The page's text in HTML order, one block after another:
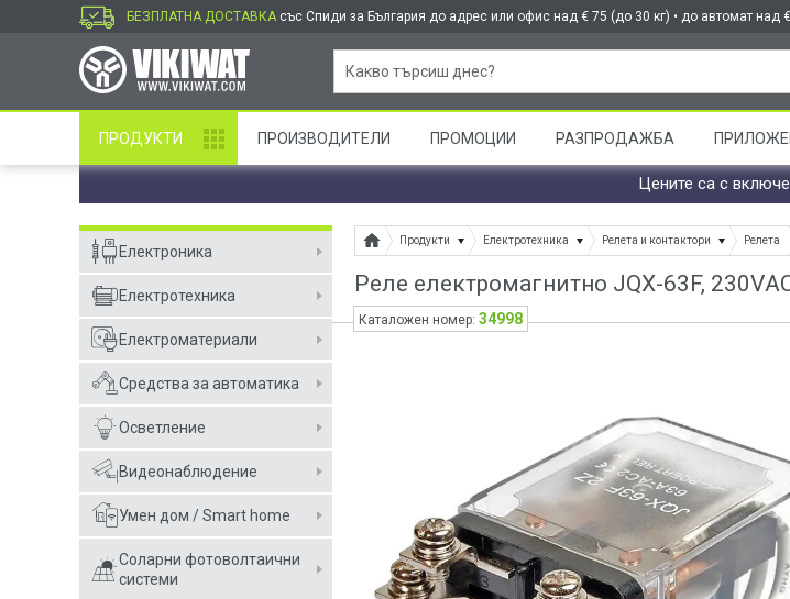
БЕЗПЛАТНА ДОСТАВКА със Спиди за България до адрес или офис над € 75 (до 30 кг) • до автомат над
ПРОДУКТИ ПРОИЗВОДИТЕЛИ ПРОМОЦИИ РАЗПРОДАЖБА
Цените са с
Електроника
Електротехника
Електроматериали
Средства за автоматика
Осветление
Видеонаблюдение
Умен дом / Smart home
Соларни фотоволтаични
системи
Продукти Електротехника Релета и контактори Релета
Реле електромагнитно JQX-63F,
Каталожен номер: 34998